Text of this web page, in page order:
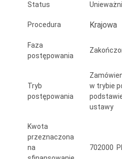
Status
Procedura Krajowa
Faza
postępowania
Tryb
postępowania
w trybie
ustawy
Kwota
przeznaczona
na
702000